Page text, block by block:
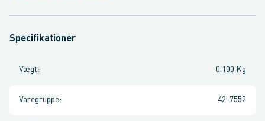
Specifikationer
Vægt: 0,100 Kg
Varegruppe: 42-7552